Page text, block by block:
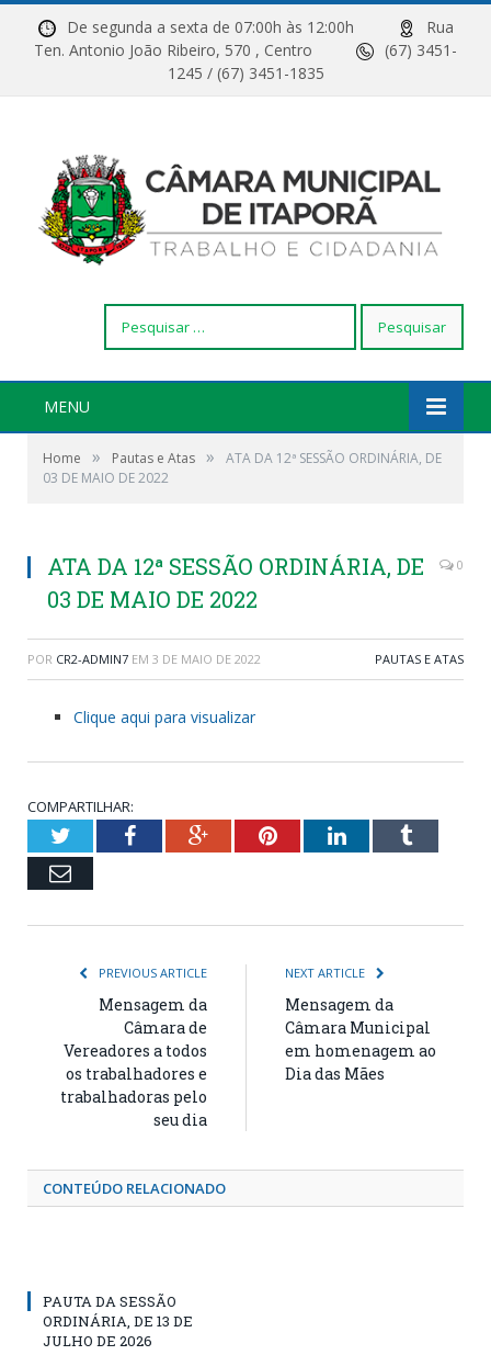
De segunda a sexta de 07:00h às 12:00h
Rua
Ten. Antonio João Ribeiro, 570 , Centro
(67) 3451-
1245 / (67) 3451-1835
por:
MENU
Home » Pautas e Atas »
ATA DA 12ª SESSÃO ORDINÁRIA, DE
03 DE MAIO DE 2022
ATA DA 12ª SESSÃO ORDINÁRIA, DE
03 DE MAIO DE 2022
0
POR CR2-ADMIN7 EM 3 DE MAIO DE 2022 PAUTAS E ATAS
Clique aqui para visualizar
COMPARTILHAR:
TwitterFacebookGoogle+PinterestLinkedInTumblr
Email
PREVIOUS ARTICLE
Mensagem da
Câmara de
Vereadores a todos
os trabalhadores e
trabalhadoras pelo
seu dia
NEXT ARTICLE
Mensagem da
Câmara Municipal
em homenagem ao
Dia das Mães
CONTEÚDO RELACIONADO
PAUTA DA SESSÃO
ORDINÁRIA, DE 13 DE
JULHO DE 2026